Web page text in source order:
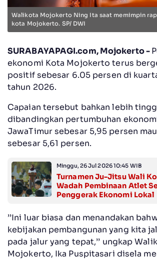
Walikota Mojokerto Ning Ita saat memimpin
kota Mojokerto. SP/ DWI
SURABAYAPAGI.com, Mojokerto -
ekonomi Kota Mojokerto terus
positif sebesar 6.05 persen di
tahun 2026.
Capaian tersebut bahkan lebih
dibandingkan pertumbuhan
JawaTimur sebesar 5,95 persen
sebesar 5,61 persen.
Minggu, 26 Jul 2026 10:45 WIB
Turnamen Ju-Jitsu Wali
Wadah Pembinaan Atlet
Penggerak Ekonomi Lokal
’’Ini luar biasa dan menandakan
kebijakan pembangunan yang kita
pada jalur yang tepat,’’ ungkap
Mojokerto, Ika Puspitasari disela